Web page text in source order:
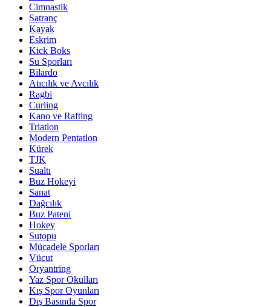
Cimnastik
Satranç
Kayak
Eskrim
Kick Boks
Su Sporları
Bilardo
Atıcılık ve Avcılık
Ragbi
Curling
Kano ve Rafting
Triatlon
Modern Pentatlon
Kürek
TJK
Sualtı
Buz Hokeyi
Sanat
Dağcılık
Buz Pateni
Hokey
Sutopu
Mücadele Sporları
Vücut
Oryantring
Yaz Spor Okulları
Kış Spor Oyunları
Dış Basında Spor